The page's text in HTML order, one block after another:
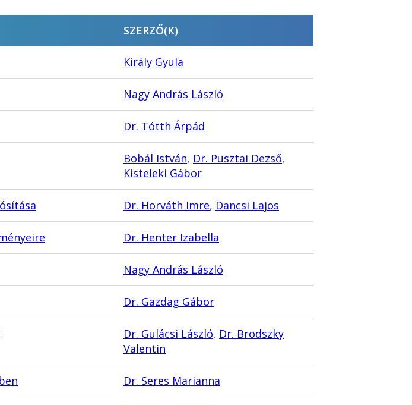
SZERZŐ(K)
Király Gyula
Nagy András László
Dr. Tótth Árpád
Bobál István, Dr. Pusztai Dezső,
Kisteleki Gábor
Dr. Horváth Imre, Dancsi Lajos
Dr. Henter Izabella
Nagy András László
Dr. Gazdag Gábor
Dr. Gulácsi László, Dr. Brodszky
Valentin
Dr. Seres Marianna